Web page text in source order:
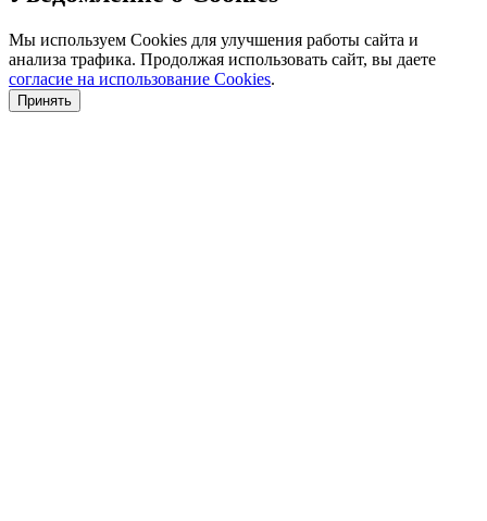
Мы используем Cookies для улучшения работы сайта и
анализа трафика. Продолжая использовать сайт, вы даете
согласие на использование Cookies.
Принять